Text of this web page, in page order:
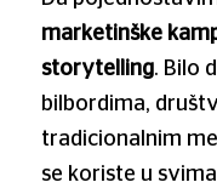
marketinške
storytelling. Bilo
bilbordima,
tradicionalnim
se koriste u